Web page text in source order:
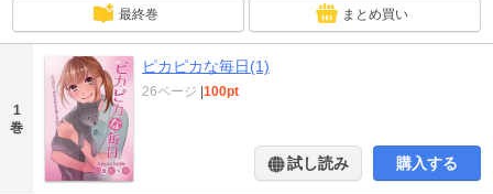
最終巻 まとめ買い
1
巻
ピカピカな毎日(1)
26ページ |100pt
試し読み 購入する